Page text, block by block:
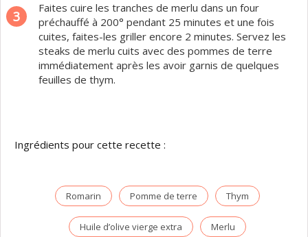
3
Faites cuire les tranches de merlu dans un four
préchauffé à 200° pendant 25 minutes et une fois
cuites, faites-les griller encore 2 minutes. Servez les
steaks de merlu cuits avec des pommes de terre
immédiatement après les avoir garnis de quelques
feuilles de thym.
Ingrédients pour cette recette :
Romarin Pomme de terre Thym
Huile d’olive vierge extra Merlu